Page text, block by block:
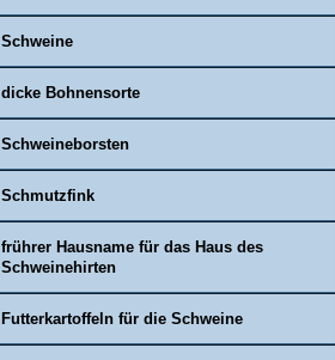
Schweine
dicke Bohnensorte
Schweineborsten
Schmutzfink
frührer Hausname für das Haus des
Schweinehirten
Futterkartoffeln für die Schweine